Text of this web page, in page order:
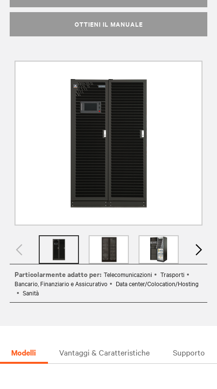
OTTIENI IL MANUALE
Particolarmente adatto per: Telecomunicazioni
Trasporti
Bancario, Finanziario e Assicurativo
Data center/Colocation/Hosting
Sanità
Modelli Vantaggi & Caratteristiche Supporto